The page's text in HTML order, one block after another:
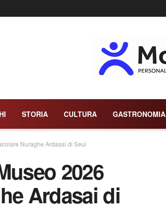
STORIA CULTURA GASTRONOMIA
Nuraghe Ardasai di Seui
2026
Ardasai di